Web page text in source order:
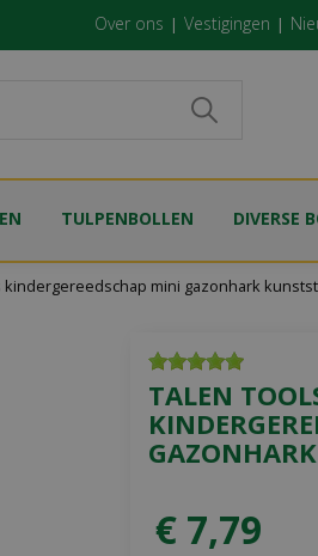
kindergereedschap mini gazonhark
Over ons Vestigingen
TULPENBOLLEN DIVERSE
TALEN
€ 7,79